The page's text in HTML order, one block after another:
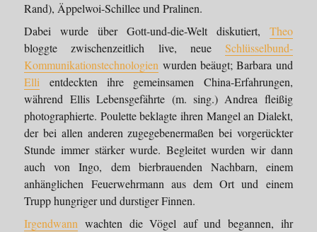
Rand), Äppelwoi-Schillee und Pralinen.
Dabei wurde über Gott-und-die-Welt diskutiert, Theo
bloggte zwischenzeitlich live, neue Schlüsselbund-
Kommunikationstechnologien wurden beäugt; Barbara und
Elli entdeckten ihre gemeinsamen China-Erfahrungen,
während Ellis Lebensgefährte (m. sing.) Andrea fleißig
photographierte. Poulette beklagte ihren Mangel an Dialekt,
der bei allen anderen zugegebenermaßen bei vorgerückter
Stunde immer stärker wurde. Begleitet wurden wir dann
auch von Ingo, dem bierbrauenden Nachbarn, einem
anhänglichen Feuerwehrmann aus dem Ort und einem
Trupp hungriger und durstiger Finnen.
Irgendwann wachten die Vögel auf und begannen, ihr